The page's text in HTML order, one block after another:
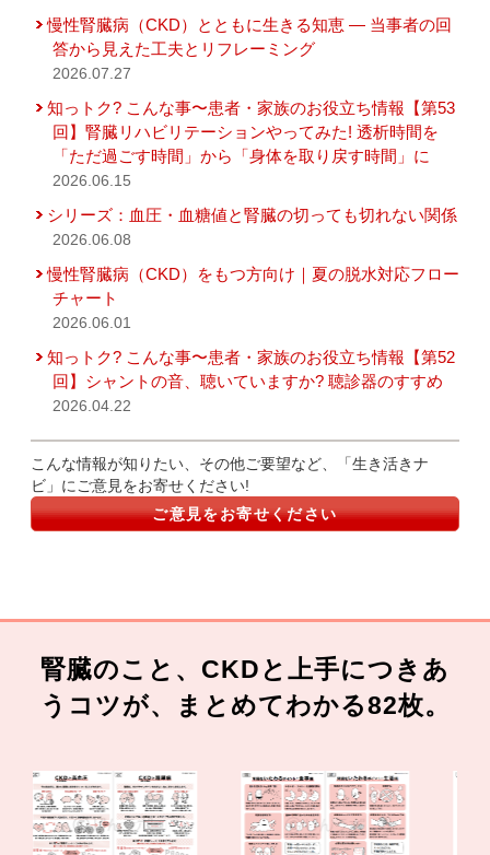
慢性腎臓病（CKD）とともに生きる知恵 — 当事者の回
答から見えた工夫とリフレーミング
2026.07.27
知っトク? こんな事〜患者・家族のお役立ち情報【第53
回】腎臓リハビリテーションやってみた! 透析時間を
「ただ過ごす時間」から「身体を取り戻す時間」に
2026.06.15
シリーズ：血圧・血糖値と腎臓の切っても切れない関係
2026.06.08
慢性腎臓病（CKD）をもつ方向け｜夏の脱水対応フロー
チャート
2026.06.01
知っトク? こんな事〜患者・家族のお役立ち情報【第52
回】シャントの音、聴いていますか? 聴診器のすすめ
2026.04.22
こんな情報が知りたい、その他ご要望など、「生き活きナ
ビ」にご意見をお寄せください!
ご意見をお寄せください
腎臓のこと、CKDと上手につきあ
うコツが、まとめてわかる82枚。